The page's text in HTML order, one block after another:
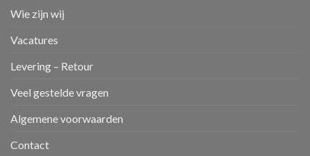
Wie zijn wij
Vacatures
Levering – Retour
Veel gestelde vragen
Algemene voorwaarden
Contact